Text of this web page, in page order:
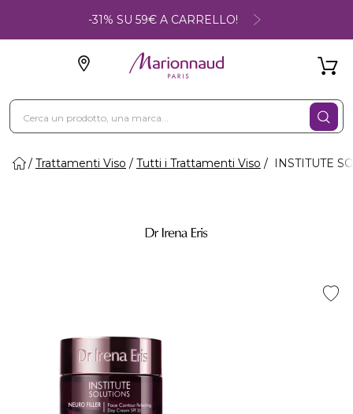
-31% SU 59€ A CARRELLO!
Trattamenti Viso Tutti i Trattamenti Viso INSTITUTE